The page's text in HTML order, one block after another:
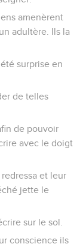
amenèrent
adultère. Ils la
surprise en
de telles
de pouvoir
avec le doigt
et leur
jette le
sur le sol.
conscience ils